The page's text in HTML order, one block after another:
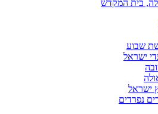
בית המקדש
שבוע
ישראל
ישראל
נפרדים